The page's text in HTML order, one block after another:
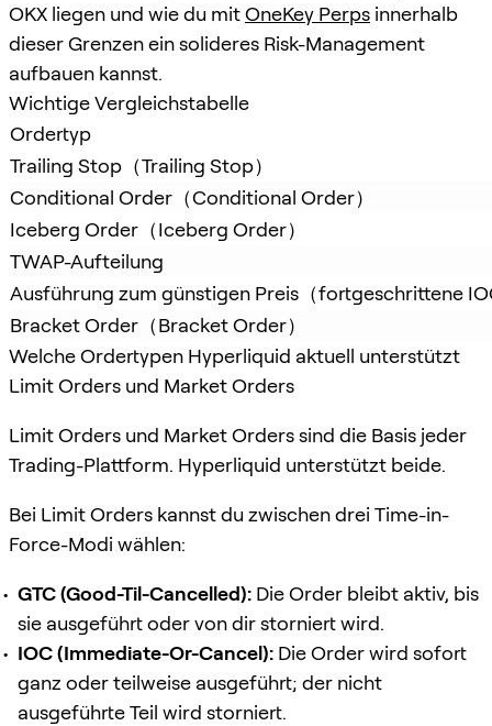
OKX liegen und wie du mitOneKey Perps innerhalb
dieser Grenzen ein solideres Risk-Management
aufbauen kannst.
Wichtige Vergleichstabelle
Ordertyp
Trailing Stop（Trailing Stop）
Conditional Order（Conditional Order）
Iceberg Order（Iceberg Order）
TWAP-Aufteilung
Ausführung zum günstigen Preis（fortgeschrittene
Bracket Order（Bracket Order）
Welche Ordertypen Hyperliquid aktuell unterstützt
Limit Orders und Market Orders
Limit Orders und Market Orders sind die Basis jeder
Trading-Plattform. Hyperliquid unterstützt beide.
Bei Limit Orders kannst du zwischen drei Time-in-
Force-Modi wählen:
GTC (Good-Til-Cancelled): Die Order bleibt aktiv, bis
sie ausgeführt oder von dir storniert wird.
IOC (Immediate-Or-Cancel): Die Order wird sofort
ganz oder teilweise ausgeführt; der nicht
ausgeführte Teil wird storniert.